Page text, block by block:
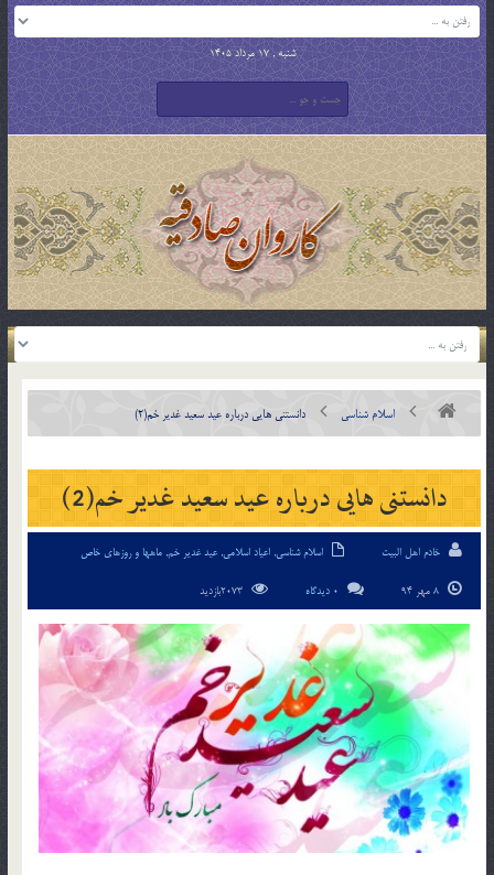
شنبه , 17 مرداد 1405
اسلام شناسی دانستنی هایی درباره عید سعید غدیر خم(2)
دانستنی هایی درباره عید سعید غدیر خم(2)
خادم اهل البیت اسلام شناسی, اعیاد اسلامی,عید غدیر خم, ماهها و روزهای خاص
0 دیدگاه